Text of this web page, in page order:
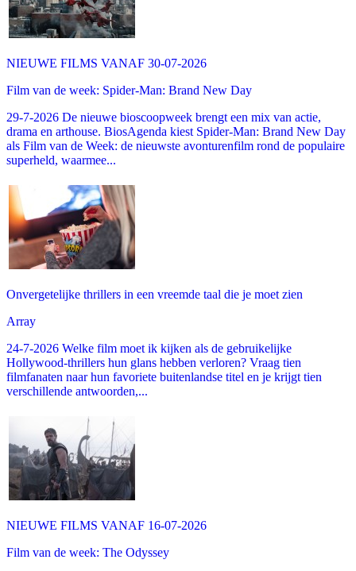
NIEUWE FILMS VANAF 30-07-2026
Film van de week: Spider-Man: Brand New Day
29-7-2026 De nieuwe bioscoopweek brengt een mix van actie,
drama en arthouse. BiosAgenda kiest Spider-Man: Brand New Day
als Film van de Week: de nieuwste avonturenfilm rond de populaire
superheld, waarmee...
Onvergetelijke thrillers in een vreemde taal die je moet zien
Array
24-7-2026 Welke film moet ik kijken als de gebruikelijke
Hollywood-thrillers hun glans hebben verloren? Vraag tien
filmfanaten naar hun favoriete buitenlandse titel en je krijgt tien
verschillende antwoorden,...
NIEUWE FILMS VANAF 16-07-2026
Film van de week: The Odyssey